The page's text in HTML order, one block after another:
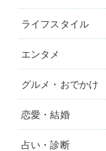
ライフスタイル
エンタメ
グルメ・おでかけ
恋愛・結婚
占い・診断